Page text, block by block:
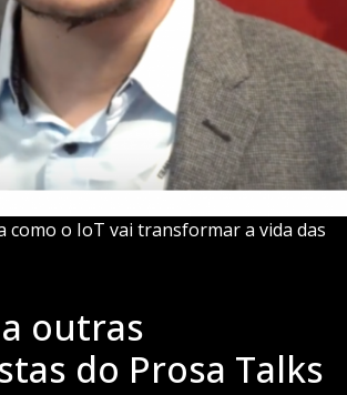
como o IoT vai transformar a vida das
outras
do Prosa Talks